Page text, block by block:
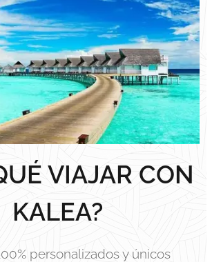
VIAJAR CON
KALEA?
personalizados y únicos